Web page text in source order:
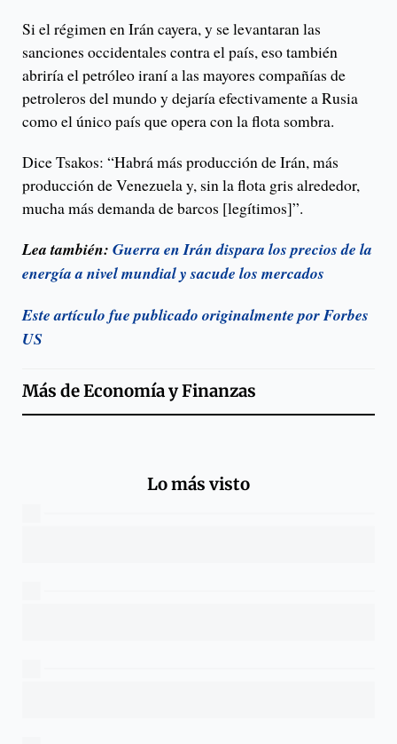
Si el régimen en Irán cayera, y se levantaran las
sanciones occidentales contra el país, eso también
abriría el petróleo iraní a las mayores compañías de
petroleros del mundo y dejaría efectivamente a Rusia
como el único país que opera con la flota sombra.
Dice Tsakos: “Habrá más producción de Irán, más
producción de Venezuela y, sin la flota gris alrededor,
mucha más demanda de barcos [legítimos]”.
Lea también: Guerra en Irán dispara los precios de la
energía a nivel mundial y sacude los mercados
Este artículo fue publicado originalmente por Forbes
US
Más deEconomía y Finanzas
Lo más visto